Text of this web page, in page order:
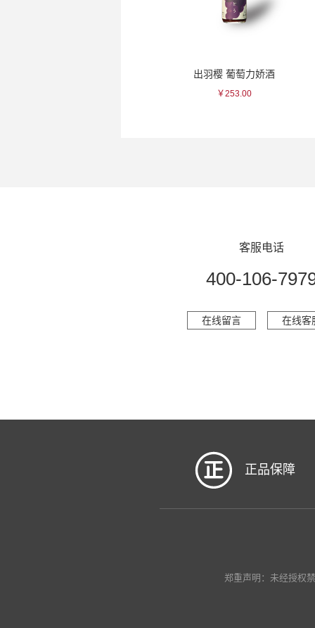
出羽樱 葡萄力娇酒
￥253.00
客服电话
400-106-
在线留言 在线客
正品保障
郑重声明：未经授权